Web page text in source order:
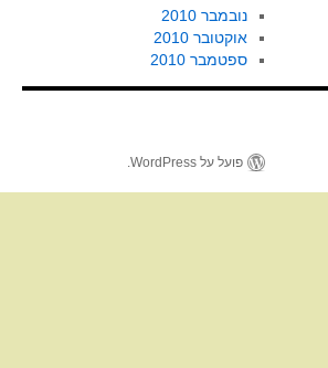
נובמבר 2010
אוקטובר 2010
ספטמבר 2010
פועל על WordPress.